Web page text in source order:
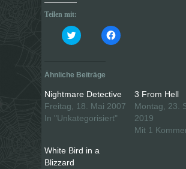
Teilen mit:
K
l
u
ü
b
e
r
T
t
e
K
l
a
u
f
F
a
Ähnliche Beiträge
Nightmare Detective
Freitag, 18. Mai 2007
In "Unkategorisiert"
3 From Hell
Montag, 23.
2019
Mit 1
White Bird in a
Blizzard